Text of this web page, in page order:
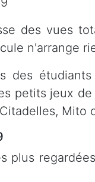
des vues
n'arrange
des
petits jeux
Mito
plus